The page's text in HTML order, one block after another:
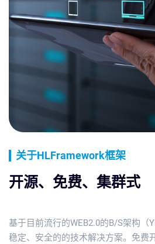
关于HLFramework框架
开源、免费、集群式
基于目前流行的WEB2.0的B/S架构（
稳定、安全的的技术解决方案。免费